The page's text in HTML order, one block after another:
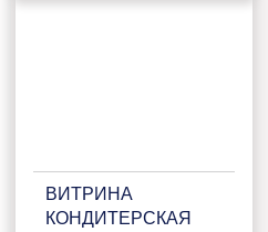
ВИТРИНА
КОНДИТЕРСКАЯ